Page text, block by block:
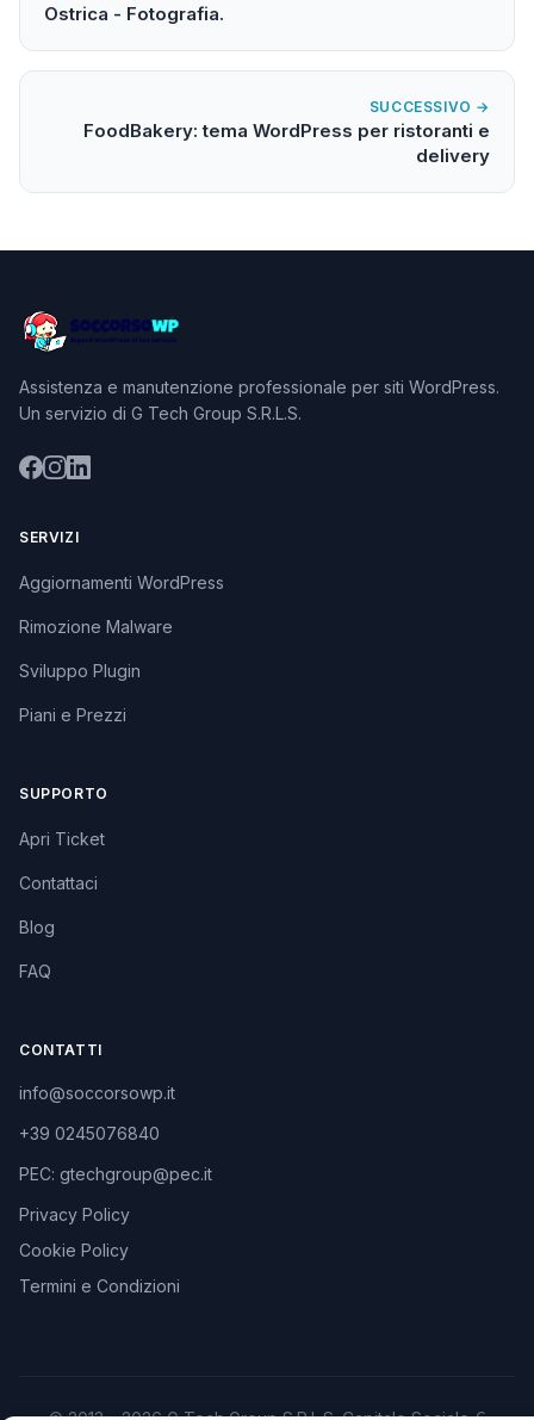
Ostrica - Fotografia.
SUCCESSIVO →
FoodBakery: tema WordPress per ristoranti e
delivery
Assistenza e manutenzione professionale per siti WordPress.
Un servizio di G Tech Group S.R.L.S.
SERVIZI
Aggiornamenti WordPress
Rimozione Malware
Sviluppo Plugin
Piani e Prezzi
SUPPORTO
Apri Ticket
Contattaci
Blog
FAQ
CONTATTI
info@soccorsowp.it
+39 0245076840
PEC: gtechgroup@pec.it
Privacy Policy
Cookie Policy
Termini e Condizioni